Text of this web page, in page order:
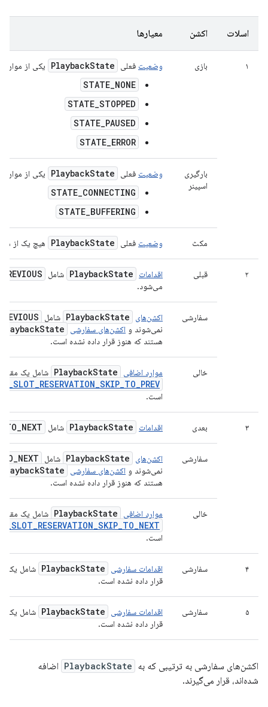
اسلات اکشن معیارها
۱ بازی وضعیت فعلی PlaybackState یکی از
STATE_NONE
STATE_STOPPED
STATE_PAUSED
STATE_ERROR
بارگیری
اسپینر
وضعیت فعلی PlaybackState یکی از
STATE_CONNECTING
STATE_BUFFERING
مکث وضعیت فعلی PlaybackState هیچ یک از
۲ قبلی اقدامات PlaybackState شامل PREVIOUS
می‌شود.
سفارشی اکشن‌های PlaybackState شامل
نمی‌شوند و اکشن‌های سفارشی PlaybackState
هستند که هنوز قرار داده نشده است.
خالی موارد اضافی PlaybackState شامل یک
است.
۳ بعدی اقدامات PlaybackState شامل TO_NEXT
سفارشی اکشن‌های PlaybackState شامل TO_NEXT
نمی‌شوند و اکشن‌های سفارشی PlaybackState
هستند که هنوز قرار داده نشده است.
خالی موارد اضافی PlaybackState شامل یک
است.
۴ سفارشی اقدامات سفارشی PlaybackState
شامل یک
قرار داده نشده است.
۵ سفارشی اقدامات سفارشی PlaybackState
شامل یک
قرار داده نشده است.
اکشن‌های سفارشی به ترتیبی که به PlaybackState اضافه
شده‌اند، قرار می‌گیرند.